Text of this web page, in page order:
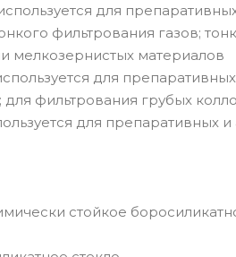
для
фильтрования газов;
мелкозернистых материалов
для
фильтрования грубых
для препаративных
стойкое